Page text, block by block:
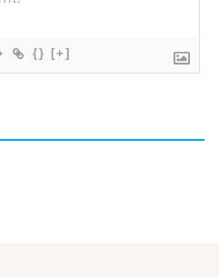
{} [+]